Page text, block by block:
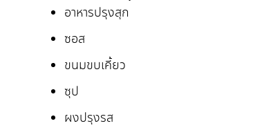
อาหารปรุงสุก
ซอส
ขนมขบเคี้ยว
ซุป
ผงปรุงรส